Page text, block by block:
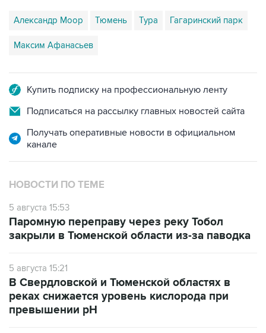
Александр Моор Тюмень Тура Гагаринский парк
Максим Афанасьев
Купить подписку на профессиональную ленту
Подписаться на рассылку главных новостей сайта
Получать оперативные новости в официальном
канале
НОВОСТИ ПО ТЕМЕ
5 августа 15:53
Паромную переправу через реку Тобол
закрыли в Тюменской области из-за паводка
5 августа 15:21
В Свердловской и Тюменской областях в
реках снижается уровень кислорода при
превышении рН